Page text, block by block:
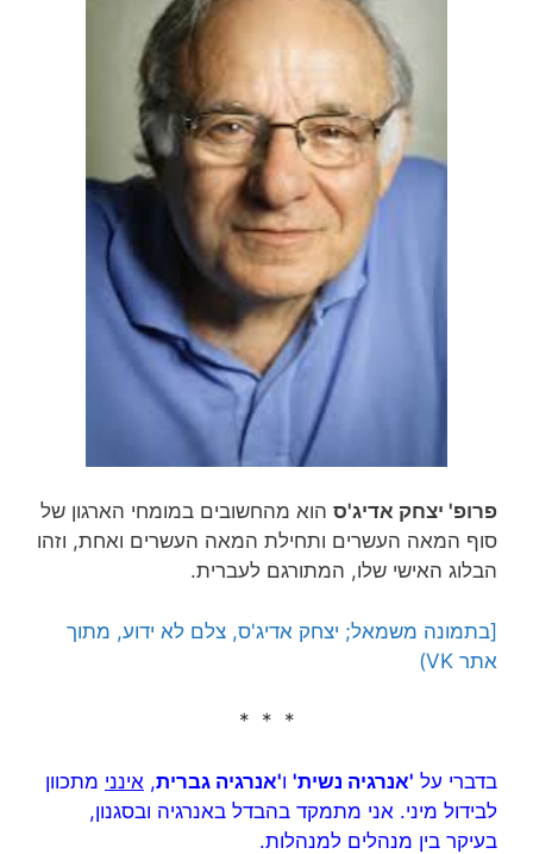
פרופ' יצחק אדיג'ס הוא מהחשובים במומחי הארגון של
סוף המאה העשרים ותחילת המאה העשרים ואחת, וזהו
הבלוג האישי שלו, המתורגם לעברית.
[בתמונה משמאל; יצחק אדיג'ס, צלם לא ידוע, מתוך
אתר VK)
* * *
בדברי על 'אנרגיה נשית' ו'אנרגיה גברית, אינני מתכוון
לבידול מיני. אני מתמקד בהבדל באנרגיה ובסגנון,
בעיקר בין מנהלים למנהלות.